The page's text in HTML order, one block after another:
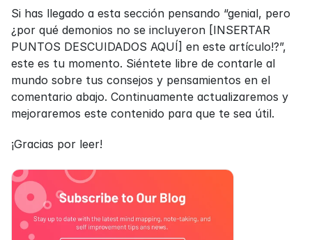
Si has llegado a esta sección pensando “genial, pero
¿por qué demonios no se incluyeron [INSERTAR
PUNTOS DESCUIDADOS AQUÍ] en este artículo!?”,
este es tu momento. Siéntete libre de contarle al
mundo sobre tus consejos y pensamientos en el
comentario abajo. Continuamente actualizaremos y
mejoraremos este contenido para que te sea útil.
¡Gracias por leer!